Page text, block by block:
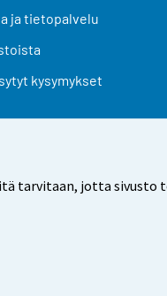
tarvitaan, jotta sivusto
ja tietopalvelu
kysymykset